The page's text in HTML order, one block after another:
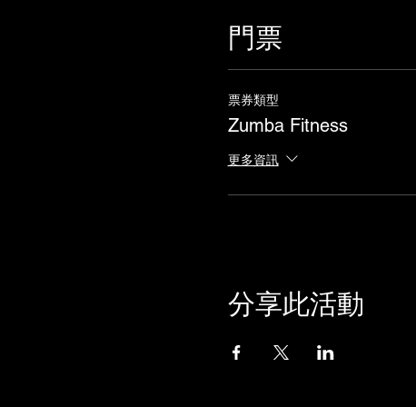
門票
票券類型
Zumba Fitness
更多資訊
分享此活動